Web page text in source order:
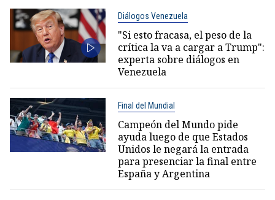
Diálogos Venezuela
"Si esto fracasa, el peso de la
crítica la va a cargar a Trump":
experta sobre diálogos en
Venezuela
Final del Mundial
Campeón del Mundo pide
ayuda luego de que Estados
Unidos le negará la entrada
para presenciar la final entre
España y Argentina